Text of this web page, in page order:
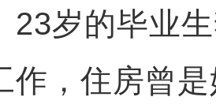
23岁的毕业
作，住房曾